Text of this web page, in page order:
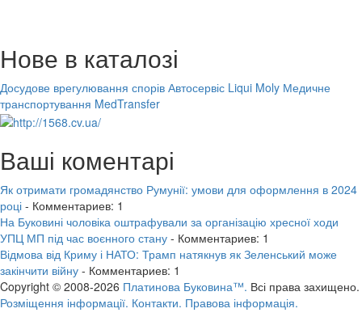
Нове в каталозі
Досудове врегулювання спорів Автосервіс Liqui Moly Медичне
транспортування MedTransfer
Ваші коментарі
Як отримати громадянство Румунії: умови для оформлення в 2024
році - Комментариев: 1
На Буковині чоловіка оштрафували за організацію хресної ходи
УПЦ МП під час воєнного стану - Комментариев: 1
Відмова від Криму і НАТО: Трамп натякнув як Зеленський може
закінчити війну - Комментариев: 1
Copyright © 2008-2026 Платинова Буковина™. Всі права захищено.
Розміщення інформації. Контакти. Правова інформація.